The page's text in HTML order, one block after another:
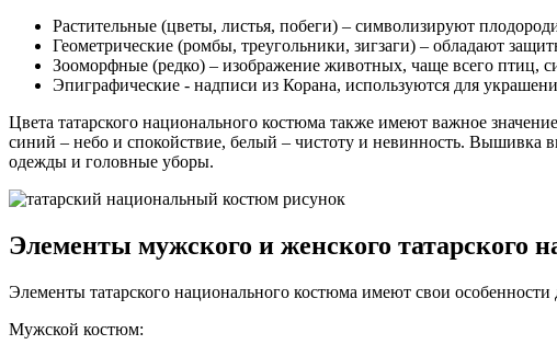
Растительные (цветы, листья, побеги) – символизируют
Геометрические (ромбы, треугольники, зигзаги) – обладают
Зооморфные (редко) – изображение животных, чаще всего птиц,
Эпиграфические - надписи из Корана, используются для
Цвета татарского национального костюма также имеют важное
синий – небо и спокойствие, белый – чистоту и невинность. Вышивка
одежды и головные уборы.
Элементы мужского и женского татарского
Элементы татарского национального костюма имеют свои
Мужской костюм: